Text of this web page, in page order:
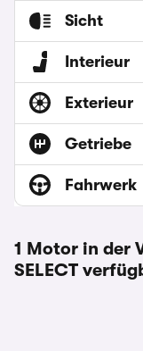
Sicht
Interieur
Exterieur
Getriebe
Fahrwerk
1 Motor in der
SELECT